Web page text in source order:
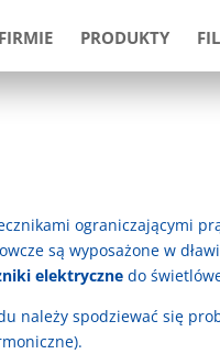
PRODUKTY
ograniczającymi
są wyposażone w
elektrycznedo
należy spodziewać się